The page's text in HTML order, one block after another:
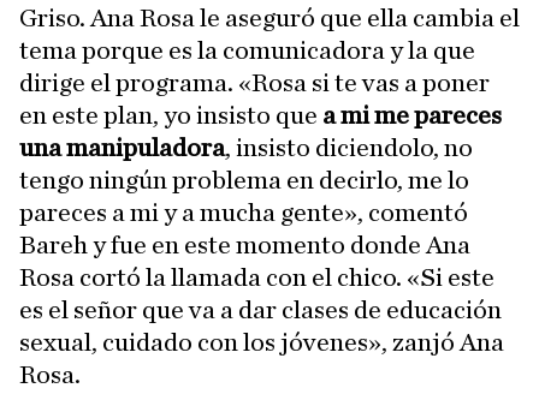
Griso. Ana Rosa le aseguró que ella cambia el
tema porque es la comunicadora y la que
dirige el programa. «Rosa si te vas a poner
en este plan, yo insisto que a mi me pareces
una manipuladora, insisto diciendolo, no
tengo ningún problema en decirlo, me lo
pareces a mi y a mucha gente», comentó
Bareh y fue en este momento donde Ana
Rosa cortó la llamada con el chico. «Si este
es el señor que va a dar clases de educación
sexual, cuidado con los jóvenes», zanjó Ana
Rosa.